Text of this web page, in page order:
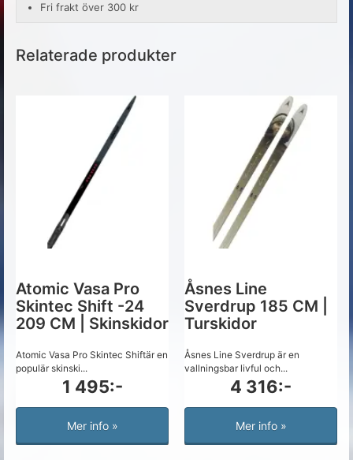
Fri frakt över 300 kr
Relaterade produkter
Atomic Vasa Pro
Skintec Shift -24
209 CM | Skinskidor
Atomic Vasa Pro Skintec Shiftär en
populär skinski...
1 495:-
Mer info »
Åsnes Line
Sverdrup 185 CM |
Turskidor
Åsnes Line Sverdrup är en
vallningsbar livful och...
4 316:-
Mer info »